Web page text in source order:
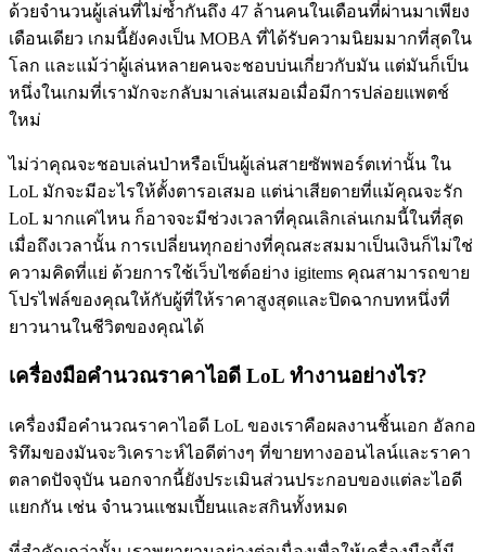
ด้วยจำนวนผู้เล่นที่ไม่ซ้ำกันถึง 47 ล้านคนในเดือนที่ผ่านมาเพียง
เดือนเดียว เกมนี้ยังคงเป็น MOBA ที่ได้รับความนิยมมากที่สุดใน
โลก และแม้ว่าผู้เล่นหลายคนจะชอบบ่นเกี่ยวกับมัน แต่มันก็เป็น
หนึ่งในเกมที่เรามักจะกลับมาเล่นเสมอเมื่อมีการปล่อยแพตช์
ใหม่
ไม่ว่าคุณจะชอบเล่นป่าหรือเป็นผู้เล่นสายซัพพอร์ตเท่านั้น ใน
LoL มักจะมีอะไรให้ตั้งตารอเสมอ แต่น่าเสียดายที่แม้คุณจะรัก
LoL มากแค่ไหน ก็อาจจะมีช่วงเวลาที่คุณเลิกเล่นเกมนี้ในที่สุด
เมื่อถึงเวลานั้น การเปลี่ยนทุกอย่างที่คุณสะสมมาเป็นเงินก็ไม่ใช่
ความคิดที่แย่ ด้วยการใช้เว็บไซต์อย่าง igitems คุณสามารถขาย
โปรไฟล์ของคุณให้กับผู้ที่ให้ราคาสูงสุดและปิดฉากบทหนึ่งที่
ยาวนานในชีวิตของคุณได้
เครื่องมือคำนวณราคาไอดี LoL ทำงานอย่างไร?
เครื่องมือคำนวณราคาไอดี LoL ของเราคือผลงานชิ้นเอก อัลกอ
ริทึมของมันจะวิเคราะห์ไอดีต่างๆ ที่ขายทางออนไลน์และราคา
ตลาดปัจจุบัน นอกจากนี้ยังประเมินส่วนประกอบของแต่ละไอดี
แยกกัน เช่น จำนวนแชมเปี้ยนและสกินทั้งหมด